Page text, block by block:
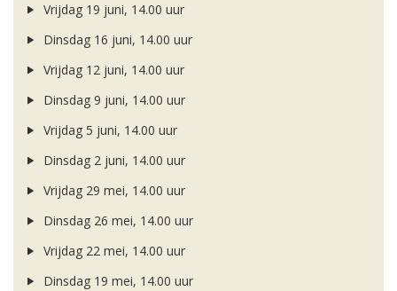
Vrijdag 19 juni, 14.00 uur
Dinsdag 16 juni, 14.00 uur
Vrijdag 12 juni, 14.00 uur
Dinsdag 9 juni, 14.00 uur
Vrijdag 5 juni, 14.00 uur
Dinsdag 2 juni, 14.00 uur
Vrijdag 29 mei, 14.00 uur
Dinsdag 26 mei, 14.00 uur
Vrijdag 22 mei, 14.00 uur
Dinsdag 19 mei, 14.00 uur